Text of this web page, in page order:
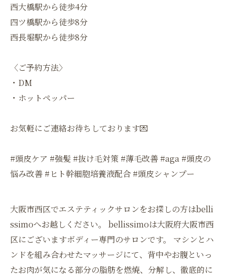
西大橋駅から徒歩4分
四ツ橋駅から徒歩8分
西長堀駅から徒歩8分
〈ご予約方法〉
・DM
・ホットペッパー
お気軽にご連絡お待ちしております💌
#頭皮ケア #強髪 #抜け毛対策 #薄毛改善 #aga #頭皮の
悩み改善 #ヒト幹細胞培養液配合 #頭皮シャンプー
大阪市西区でエステティックサロンをお探しの方はbelli
ssimoへお越しください。 bellissimoは大阪府大阪市西
区にございますボディー専門のサロンです。 マシンとハ
ンドを組み合わせたマッサージにて、背中やお腹といっ
たお肉が気になる部分の脂肪を燃焼、分解し、徹底的に